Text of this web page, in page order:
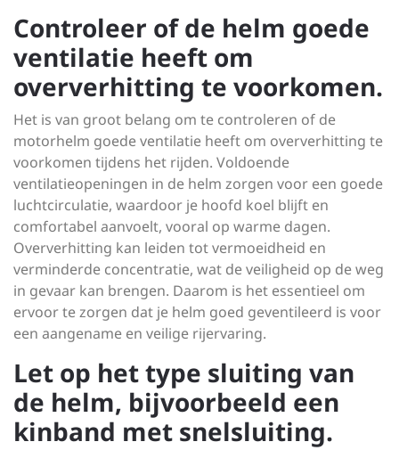
Controleer of de helm goede
ventilatie heeft om
oververhitting te voorkomen.
Het is van groot belang om te controleren of de
motorhelm goede ventilatie heeft om oververhitting te
voorkomen tijdens het rijden. Voldoende
ventilatieopeningen in de helm zorgen voor een goede
luchtcirculatie, waardoor je hoofd koel blijft en
comfortabel aanvoelt, vooral op warme dagen.
Oververhitting kan leiden tot vermoeidheid en
verminderde concentratie, wat de veiligheid op de weg
in gevaar kan brengen. Daarom is het essentieel om
ervoor te zorgen dat je helm goed geventileerd is voor
een aangename en veilige rijervaring.
Let op het type sluiting van
de helm, bijvoorbeeld een
kinband met snelsluiting.